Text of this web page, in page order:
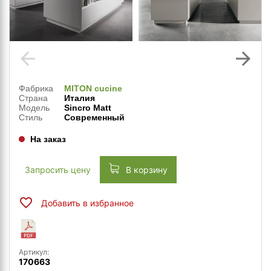
arrow_back arrow_forward
Фабрика
MITON cucine
Страна
Италия
Модель
Sincro Matt
Стиль
Современный
На заказ
Запросить цену В корзину
Добавить в избранное
Артикул:
170663